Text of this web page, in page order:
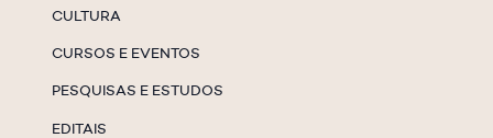
CULTURA
CURSOS E EVENTOS
PESQUISAS E ESTUDOS
EDITAIS